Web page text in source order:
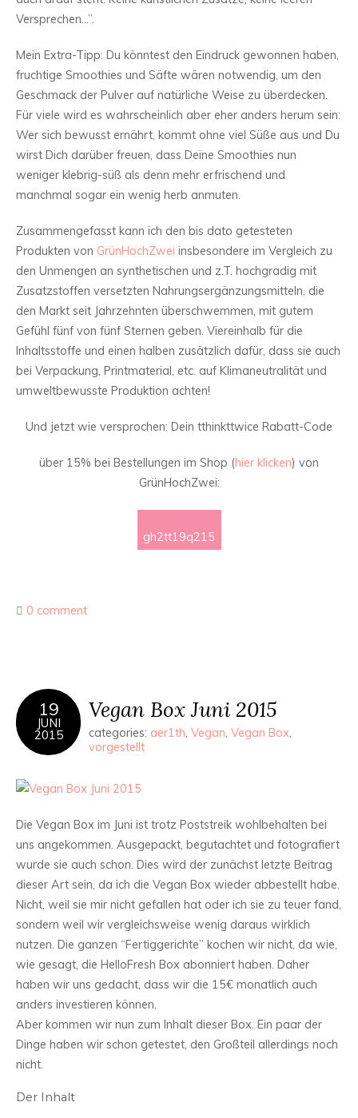
Versprechen…”.
Mein Extra-Tipp: Du könntest den Eindruck gewonnen haben,
fruchtige Smoothies und Säfte wären notwendig, um den
Geschmack der Pulver auf natürliche Weise zu überdecken.
Für viele wird es wahrscheinlich aber eher anders herum sein:
Wer sich bewusst ernährt, kommt ohne viel Süße aus und Du
wirst Dich darüber freuen, dass Deine Smoothies nun
weniger klebrig-süß als denn mehr erfrischend und
manchmal sogar ein wenig herb anmuten.
Zusammengefasst kann ich den bis dato getesteten
Produkten von GrünHochZwei insbesondere im Vergleich zu
den Unmengen an synthetischen und z.T. hochgradig mit
Zusatzstoffen versetzten Nahrungsergänzungsmitteln, die
den Markt seit Jahrzehnten überschwemmen, mit gutem
Gefühl fünf von fünf Sternen geben. Viereinhalb für die
Inhaltsstoffe und einen halben zusätzlich dafür, dass sie auch
bei Verpackung, Printmaterial, etc. auf Klimaneutralität und
umweltbewusste Produktion achten!
Und jetzt wie versprochen: Dein tthinkttwice Rabatt-Code
über 15% bei Bestellungen im Shop (hier klicken) von
GrünHochZwei:
gh2tt19q215
0 comment
19
JUNI
2015
Vegan Box Juni 2015
categories: aer1th, Vegan, Vegan Box,
vorgestellt
Die Vegan Box im Juni ist trotz Poststreik wohlbehalten bei
uns angekommen. Ausgepackt, begutachtet und fotografiert
wurde sie auch schon. Dies wird der zunächst letzte Beitrag
dieser Art sein, da ich die Vegan Box wieder abbestellt habe.
Nicht, weil sie mir nicht gefallen hat oder ich sie zu teuer fand,
sondern weil wir vergleichsweise wenig daraus wirklich
nutzen. Die ganzen “Fertiggerichte” kochen wir nicht, da wie,
wie gesagt, die HelloFresh Box abonniert haben. Daher
haben wir uns gedacht, dass wir die 15€ monatlich auch
anders investieren können.
Aber kommen wir nun zum Inhalt dieser Box. Ein paar der
Dinge haben wir schon getestet, den Großteil allerdings noch
nicht.
Der Inhalt